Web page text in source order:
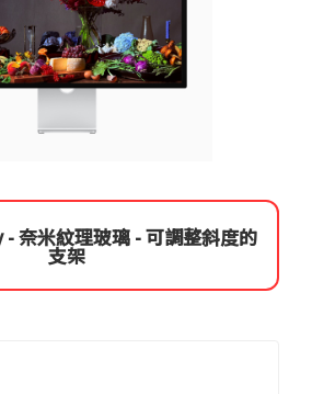
奈米紋理玻璃 - 可調整斜度的
支架